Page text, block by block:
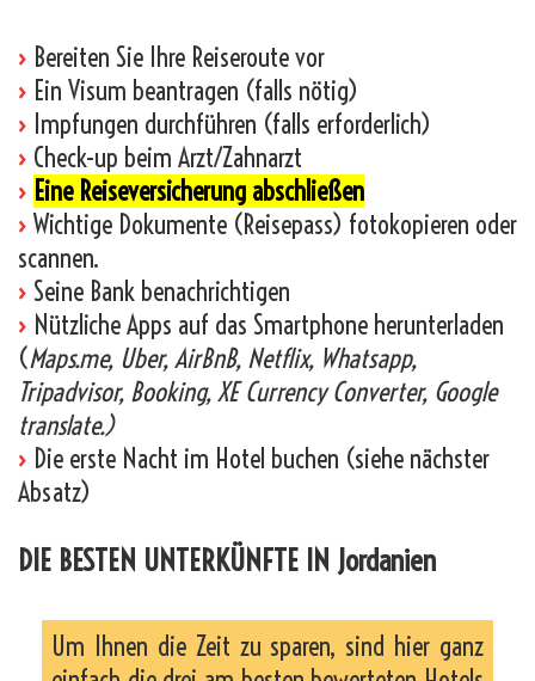
› Bereiten Sie Ihre Reiseroute vor
› Ein Visum beantragen (falls nötig)
› Impfungen durchführen (falls erforderlich)
› Check-up beim Arzt/Zahnarzt
› Eine Reiseversicherung abschließen
› Wichtige Dokumente (Reisepass) fotokopieren oder
scannen.
› Seine Bank benachrichtigen
› Nützliche Apps auf das Smartphone herunterladen
(Maps.me, Uber, AirBnB, Netflix, Whatsapp,
Tripadvisor, Booking, XE Currency Converter, Google
translate.)
› Die erste Nacht im Hotel buchen (siehe nächster
Absatz)
DIE BESTEN UNTERKÜNFTE IN Jordanien
Um Ihnen die Zeit zu sparen, sind hier ganz